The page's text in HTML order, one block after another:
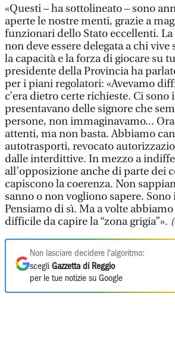
«Questi – ha sottolineato – sono
aperte le nostre menti, grazie a
funzionari dello Stato eccellenti.
non deve essere delegata a chi vive
la capacità e la forza di giocare su
presidente della Provincia ha
per i piani regolatori: «Avevamo
c’era dietro certe richieste. Ci sono
presentavano delle signore che
persone, non immaginavamo...
attenti, ma non basta. Abbiamo
autotrasporti, revocato
dalle interdittive. In mezzo a
all’opposizione anche di parte dei
capiscono la coerenza. Non
sanno o non vogliono sapere. Sono
Pensiamo di sì. Ma a volte
difficile da capire la “zona grigia”».
Non lasciare decidere l'algoritmo:
scegli Gazzetta di Reggio
per le tue notizie su Google